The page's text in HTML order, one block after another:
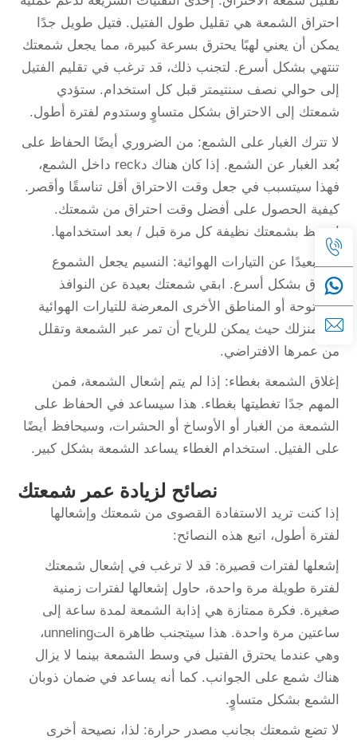
احتراق الشمعة هي تقليل طول الفتيل. فتيل طويل جدًا
يمكن أن يعني لهبًا يحترق بسرعة كبيرة، مما يجعل شمعتك
تنتهي بشكل أسرع. لتجنب ذلك، قد ترغب في تقليم الفتيل
إلى حوالي نصف سنتيمتر قبل كل استخدام. ستؤدي
شمعتك إلى الاحتراق بشكل متساوٍ وستدوم لفترة أطول.
لا تترك الغبار على الشمع: من الضروري أيضًا الحفاظ على
بُعد الغبار عن الشمع. إذا كان هناك دreck داخل الشمع،
فهذا سيتسبب في جعل وقت الاحتراق أقل تناسقًا وأقصر.
كيفية الحصول على أفضل وقت احتراق من شمعتك.
احتفظ بشمعتك نظيفة كل مرة قبل / بعد استخدامها.
ابقِ بعيدًا عن التيارات الهوائية: النسيم يجعل الشموع
تحترق بشكل أسرع. ابقي شمعتك بعيدة عن النوافذ
المفتوحة أو المناطق الأخرى المعرضة للتيارات الهوائية
في منزلك حيث يمكن للرياح أن تمر عبر الشمعة وتقلل
من عمرها الافتراضي.
إغلاق الشمعة بغطاء: إذا لم يتم إشعال الشمعة، فمن
المهم جدًا تغطيتها بغطاء. هذا سيساعد في الحفاظ على
الشمعة من الغبار أو الأوساخ أو الحشرات، وسيحافظ أيضًا
على الفتيل. استخدام الغطاء يساعد الشمعة بشكل كبير.
نصائح لزيادة عمر شمعتك
إذا كنت تريد الاستفادة القصوى من شمعتك وإشعالها
لفترة أطول، اتبع هذه النصائح:
إشعلها لفترات قصيرة: قد لا ترغب في إشعال شمعتك
لفترة طويلة مرة واحدة، حاول إشعالها لفترات زمنية
صغيرة. فكرة ممتازة هي إذابة الشمعة لمدة ساعة إلى
ساعتين مرة واحدة. هذا سيتجنب ظاهرة التunneling،
وهي عندما يحترق الفتيل في وسط الشمعة بينما لا يزال
هناك شمع على الجوانب. كما أنه يساعد في ضمان ذوبان
الشمع بشكل متساوٍ.
لا تضع شمعتك بجانب مصدر حرارة: لذا، نصيحة أخرى